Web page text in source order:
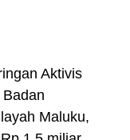
Aktivis
Maluku,